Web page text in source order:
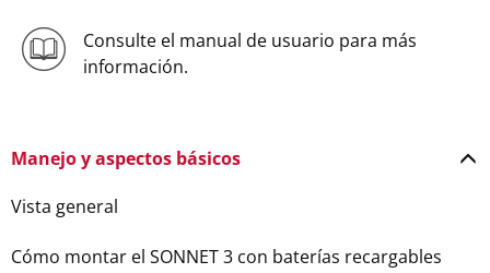
Consulte el manual de usuario para más
información.
Manejo y aspectos básicos
Vista general
Cómo montar el SONNET 3 con baterías recargables